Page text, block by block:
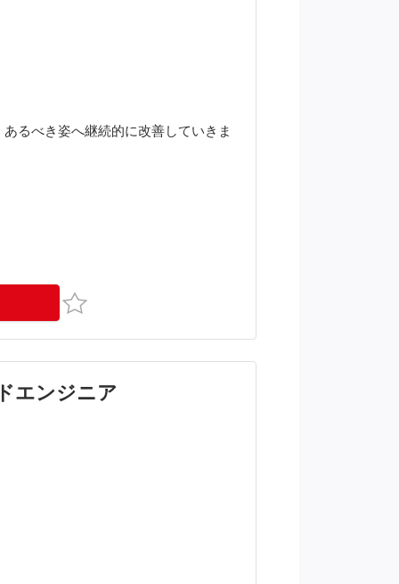
るべき姿へ継続的に改善していきま
お気に入り
エンジニア